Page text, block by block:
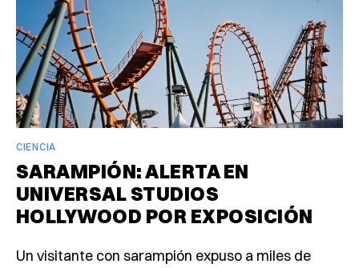
CIENCIA
SARAMPIÓN: ALERTA EN
UNIVERSAL STUDIOS
HOLLYWOOD POR EXPOSICIÓN
Un visitante con sarampión expuso a miles de